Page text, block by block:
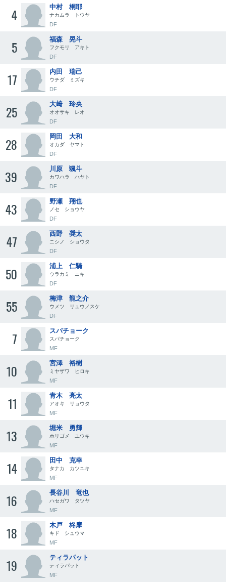
4 中村 桐耶
ナカムラ トウヤ
DF
5 福森 晃斗
フクモリ アキト
DF
17 内田 瑞己
ウチダ ミズキ
DF
25 大﨑 玲央
オオサキ レオ
DF
28 岡田 大和
オカダ ヤマト
DF
39 川原 颯斗
カワハラ ハヤト
DF
43 野瀬 翔也
ノセ ショウヤ
DF
47 西野 奨太
ニシノ ショウタ
DF
50 浦上 仁騎
ウラカミ ニキ
DF
55 梅津 龍之介
ウメツ リュウノスケ
DF
7 スパチョーク
スパチョーク
MF
10 宮澤 裕樹
ミヤザワ ヒロキ
MF
11 青木 亮太
アオキ リョウタ
MF
13 堀米 勇輝
ホリゴメ ユウキ
MF
14 田中 克幸
タナカ カツユキ
MF
16 長谷川 竜也
ハセガワ タツヤ
MF
18 木戸 柊摩
キド シュウマ
MF
19 ティラパット
ティラパット
MF